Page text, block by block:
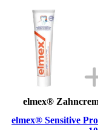
elmex®
elmex® Sensitive